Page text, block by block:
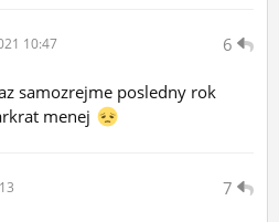
6
10:47
samozrejme posledny rok
menej
7